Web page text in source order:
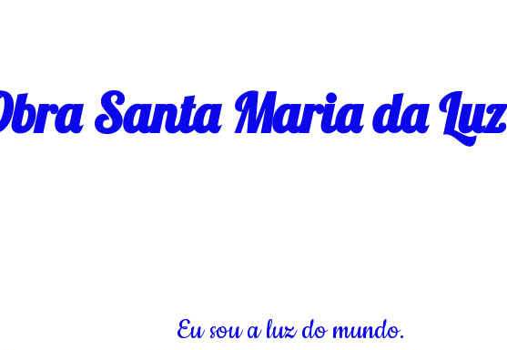
Santa Maria da Luz
Eu sou a luz do mundo.